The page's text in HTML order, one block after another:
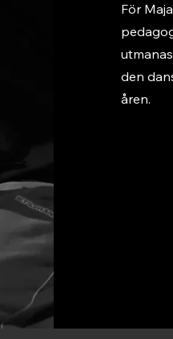
För
den
åren.